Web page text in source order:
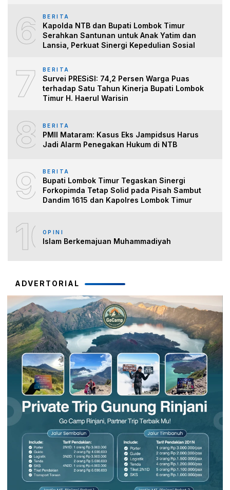
6 BERITA
Kapolda NTB dan Bupati Lombok Timur
Serahkan Santunan untuk Anak Yatim dan
Lansia, Perkuat Sinergi Kepedulian Sosial
7 BERITA
Survei PRESiSI: 74,2 Persen Warga Puas
terhadap Satu Tahun Kinerja Bupati Lombok
Timur H. Haerul Warisin
8 BERITA
PMII Mataram: Kasus Eks Jampidsus Harus
Jadi Alarm Penegakan Hukum di NTB
9 BERITA
Bupati Lombok Timur Tegaskan Sinergi
Forkopimda Tetap Solid pada Pisah Sambut
Dandim 1615 dan Kapolres Lombok Timur
10
OPINI
Islam Berkemajuan Muhammadiyah
ADVERTORIAL